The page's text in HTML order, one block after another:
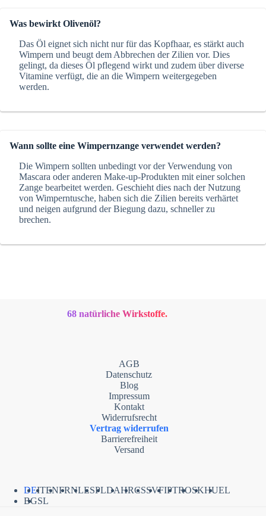
Was bewirkt Olivenöl?
Das Öl eignet sich nicht nur für das Kopfhaar, es stärkt auch
Wimpern und beugt dem Abbrechen der Zilien vor. Dies
gelingt, da dieses Öl pflegend wirkt und zudem über diverse
Vitamine verfügt, die an die Wimpern weitergegeben
werden.
Wann sollte eine Wimpernzange verwendet werden?
Die Wimpern sollten unbedingt vor der Verwendung von
Mascara oder anderen Make-up-Produkten mit einer solchen
Zange bearbeitet werden. Geschieht dies nach der Nutzung
von Wimperntusche, haben sich die Zilien bereits verhärtet
und neigen aufgrund der Biegung dazu, schneller zu
brechen.
68 natürliche Wirkstoffe.
AGB
Datenschutz
Blog
Impressum
Kontakt
Widerrufsrecht
Vertrag widerrufen
Barrierefreiheit
Versand
DEITENFRNLESPLDAHRCSSVFIPTROSKHUEL
BGSL